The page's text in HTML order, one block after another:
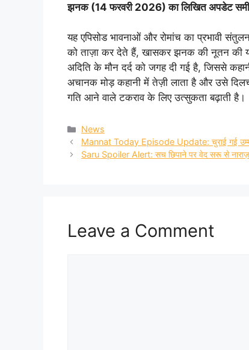
झनक (14 फरवरी 2026) का लिखित अपडेट
यह एपिसोड भावनाओं और रोमांच का प्रभावी
को ताज़ा कर देते हैं, खासकर झनक की नूतन की
अदिति के मौन दर्द को जगह दी गई है, जिससे
अचानक मोड़ कहानी में तेज़ी लाता है और उसे
गति आने वाले टकराव के लिए उत्सुकता बढ़ाती है।
Categories
News
Mannat Today Episode Update: चुराई गई
Saru Spoiler Alert: सच छिपाने पर वेद सरू से नाराज़
Leave a Comment